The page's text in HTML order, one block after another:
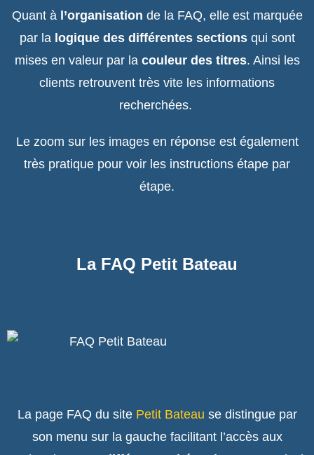
Quant à l’organisation de la FAQ, elle est marquée
par la logique des différentes sectionsqui sont
mises en valeur par la couleur des titres. Ainsi les
clients retrouvent très vite les informations
recherchées.
Le zoom sur les images en réponse est également
très pratique pour voir les instructions étape par
étape.
La FAQ Petit Bateau
La page FAQ du site Petit Bateau se distingue par
son menu sur la gauche facilitant l’accès aux